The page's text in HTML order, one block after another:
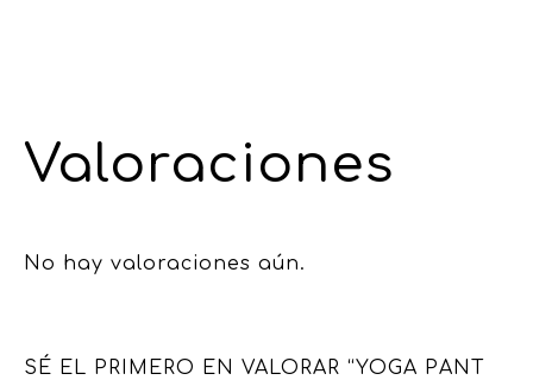
Valoraciones
No hay valoraciones aún.
SÉ EL PRIMERO EN VALORAR “YOGA PANT